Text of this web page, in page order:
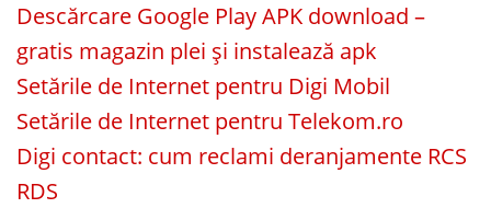
Descărcare Google Play APK download –
gratis magazin plei și instalează apk
Setările de Internet pentru Digi Mobil
Setările de Internet pentru Telekom.ro
Digi contact: cum reclami deranjamente RCS
RDS